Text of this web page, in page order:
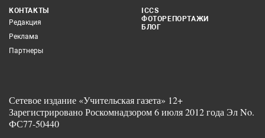
КОНТАКТЫ
Редакция
Реклама
Партнеры
ICCS
ФОТОРЕПОРТАЖИ
БЛОГ
Сетевое издание «Учительская газета» 12+
Зарегистрировано Роскомнадзором 6 июля 2012 года Эл No.
ФС77-50440